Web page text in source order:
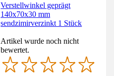
Verstellwinkel geprägt
140x70x30 mm
sendzimirverzinkt 1 Stück
Artikel wurde noch nicht
bewertet.